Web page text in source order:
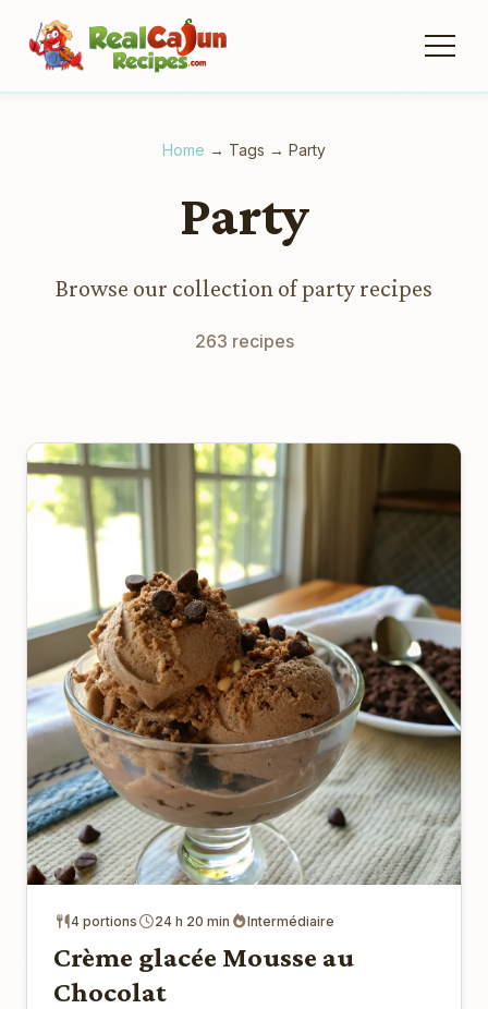
Home → Tags → Party
Party
Browse our collection of party recipes
263 recipes
4 portions 24 h 20 min Intermédiaire
Crème glacée Mousse au
Chocolat